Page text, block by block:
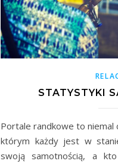
STATYSTYKI
Portale randkowe to niemal
którym każdy jest w
swoją samotnością, a